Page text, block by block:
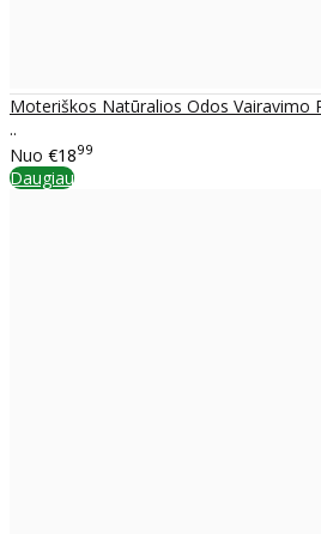
Moteriškos Natūralios Odos Vairavimo
..
Nuo €1899
Daugiau